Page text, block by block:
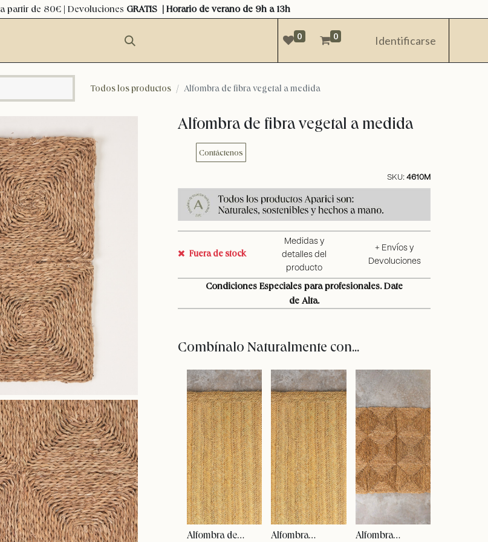
a partir de 80€ | Devoluciones GRATIS | Horario de verano de 9h a 13h
0 0 Identificarse
Todos los productos Alfombra de fibra vegetal a medida
Alfombra de fibra vegetal a medida
Contáctenos
SKU: 4610M
Fuera de stock
Medidas y
detalles del
producto
+ Envíos y
Devoluciones
Condiciones Especiales para profesionales. Date
de Alta.
Combínalo Naturalmente con...
Alfombra de Alfombra Alfombra